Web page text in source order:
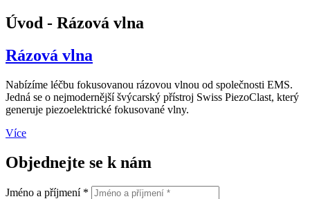
Úvod - Rázová vlna
Rázová vlna
Nabízíme léčbu fokusovanou rázovou vlnou od společnosti EMS.
Jedná se o nejmodernější švýcarský přístroj Swiss PiezoClast, který
generuje piezoelektrické fokusované vlny.
Více
Objednejte se k nám
Jméno a příjmení *